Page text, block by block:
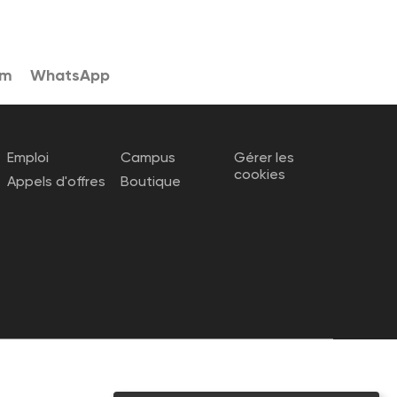
WhatsApp
Emploi
Appels d'offres
Campus
Boutique
Gérer les
cookies